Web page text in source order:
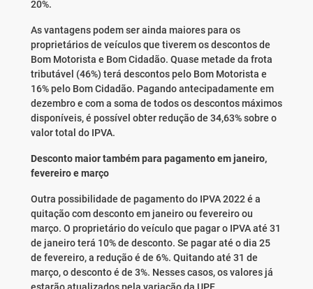
20%.
As vantagens podem ser ainda maiores para os
proprietários de veículos que tiverem os descontos de
Bom Motorista e Bom Cidadão. Quase metade da frota
tributável (46%) terá descontos pelo Bom Motorista e
16% pelo Bom Cidadão. Pagando antecipadamente em
dezembro e com a soma de todos os descontos máximos
disponíveis, é possível obter redução de 34,63% sobre o
valor total do IPVA.
Desconto maior também para pagamento em janeiro,
fevereiro e março
Outra possibilidade de pagamento do IPVA 2022 é a
quitação com desconto em janeiro ou fevereiro ou
março. O proprietário do veículo que pagar o IPVA até 31
de janeiro terá 10% de desconto. Se pagar até o dia 25
de fevereiro, a redução é de 6%. Quitando até 31 de
março, o desconto é de 3%. Nesses casos, os valores já